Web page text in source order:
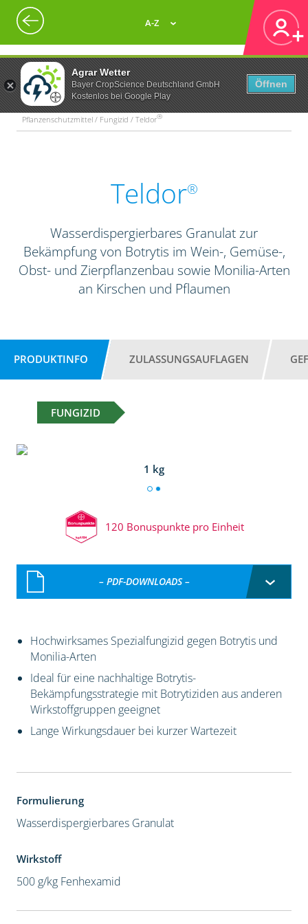
Agrar Wetter
Bayer CropScience Deutschland GmbH
Kostenlos bei Google Play
Öffnen
A-Z
Pflanzenschutzmittel / Fungizid / Teldor®
Teldor®
Wasserdispergierbares Granulat zur
Bekämpfung von Botrytis im Wein-, Gemüse-,
Obst- und Zierpflanzenbau sowie Monilia-Arten
an Kirschen und Pflaumen
PRODUKTINFO ZULASSUNGSAUFLAGEN
FUNGIZID
1 kg
120 Bonuspunkte pro Einheit
– PDF-DOWNLOADS –
Hochwirksames Spezialfungizid gegen Botrytis und
Monilia-Arten
Ideal für eine nachhaltige Botrytis-
Bekämpfungsstrategie mit Botrytiziden aus anderen
Wirkstoffgruppen geeignet
Lange Wirkungsdauer bei kurzer Wartezeit
Formulierung
Wasserdispergierbares Granulat
Wirkstoff
500 g/kg Fenhexamid